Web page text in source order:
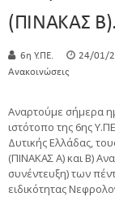
(ΠΙΝΑΚΑΣ
6η Υ.ΠΕ. 24/01/
Ανακοινώσεις
Αναρτούμε σήμερα
ιστότοπο της 6ης
Δυτικής Ελλάδας,
(ΠΙΝΑΚΑΣ Α) και Β)
συνέντευξη) των
ειδικότητας